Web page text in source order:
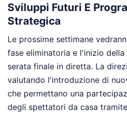
Sviluppi Futuri E
Strategica
Le prossime settimane
fase eliminatoria e l'inizio
serata finale in diretta. La
valutando l'introduzione di
che permettano una
degli spettatori da casa